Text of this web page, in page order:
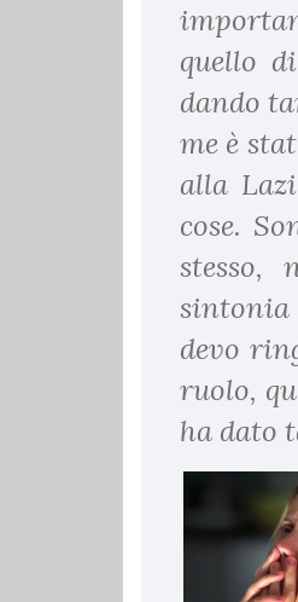
quello
dando
me è
alla
cose.
stesso,
devo
ruolo,
ha dato